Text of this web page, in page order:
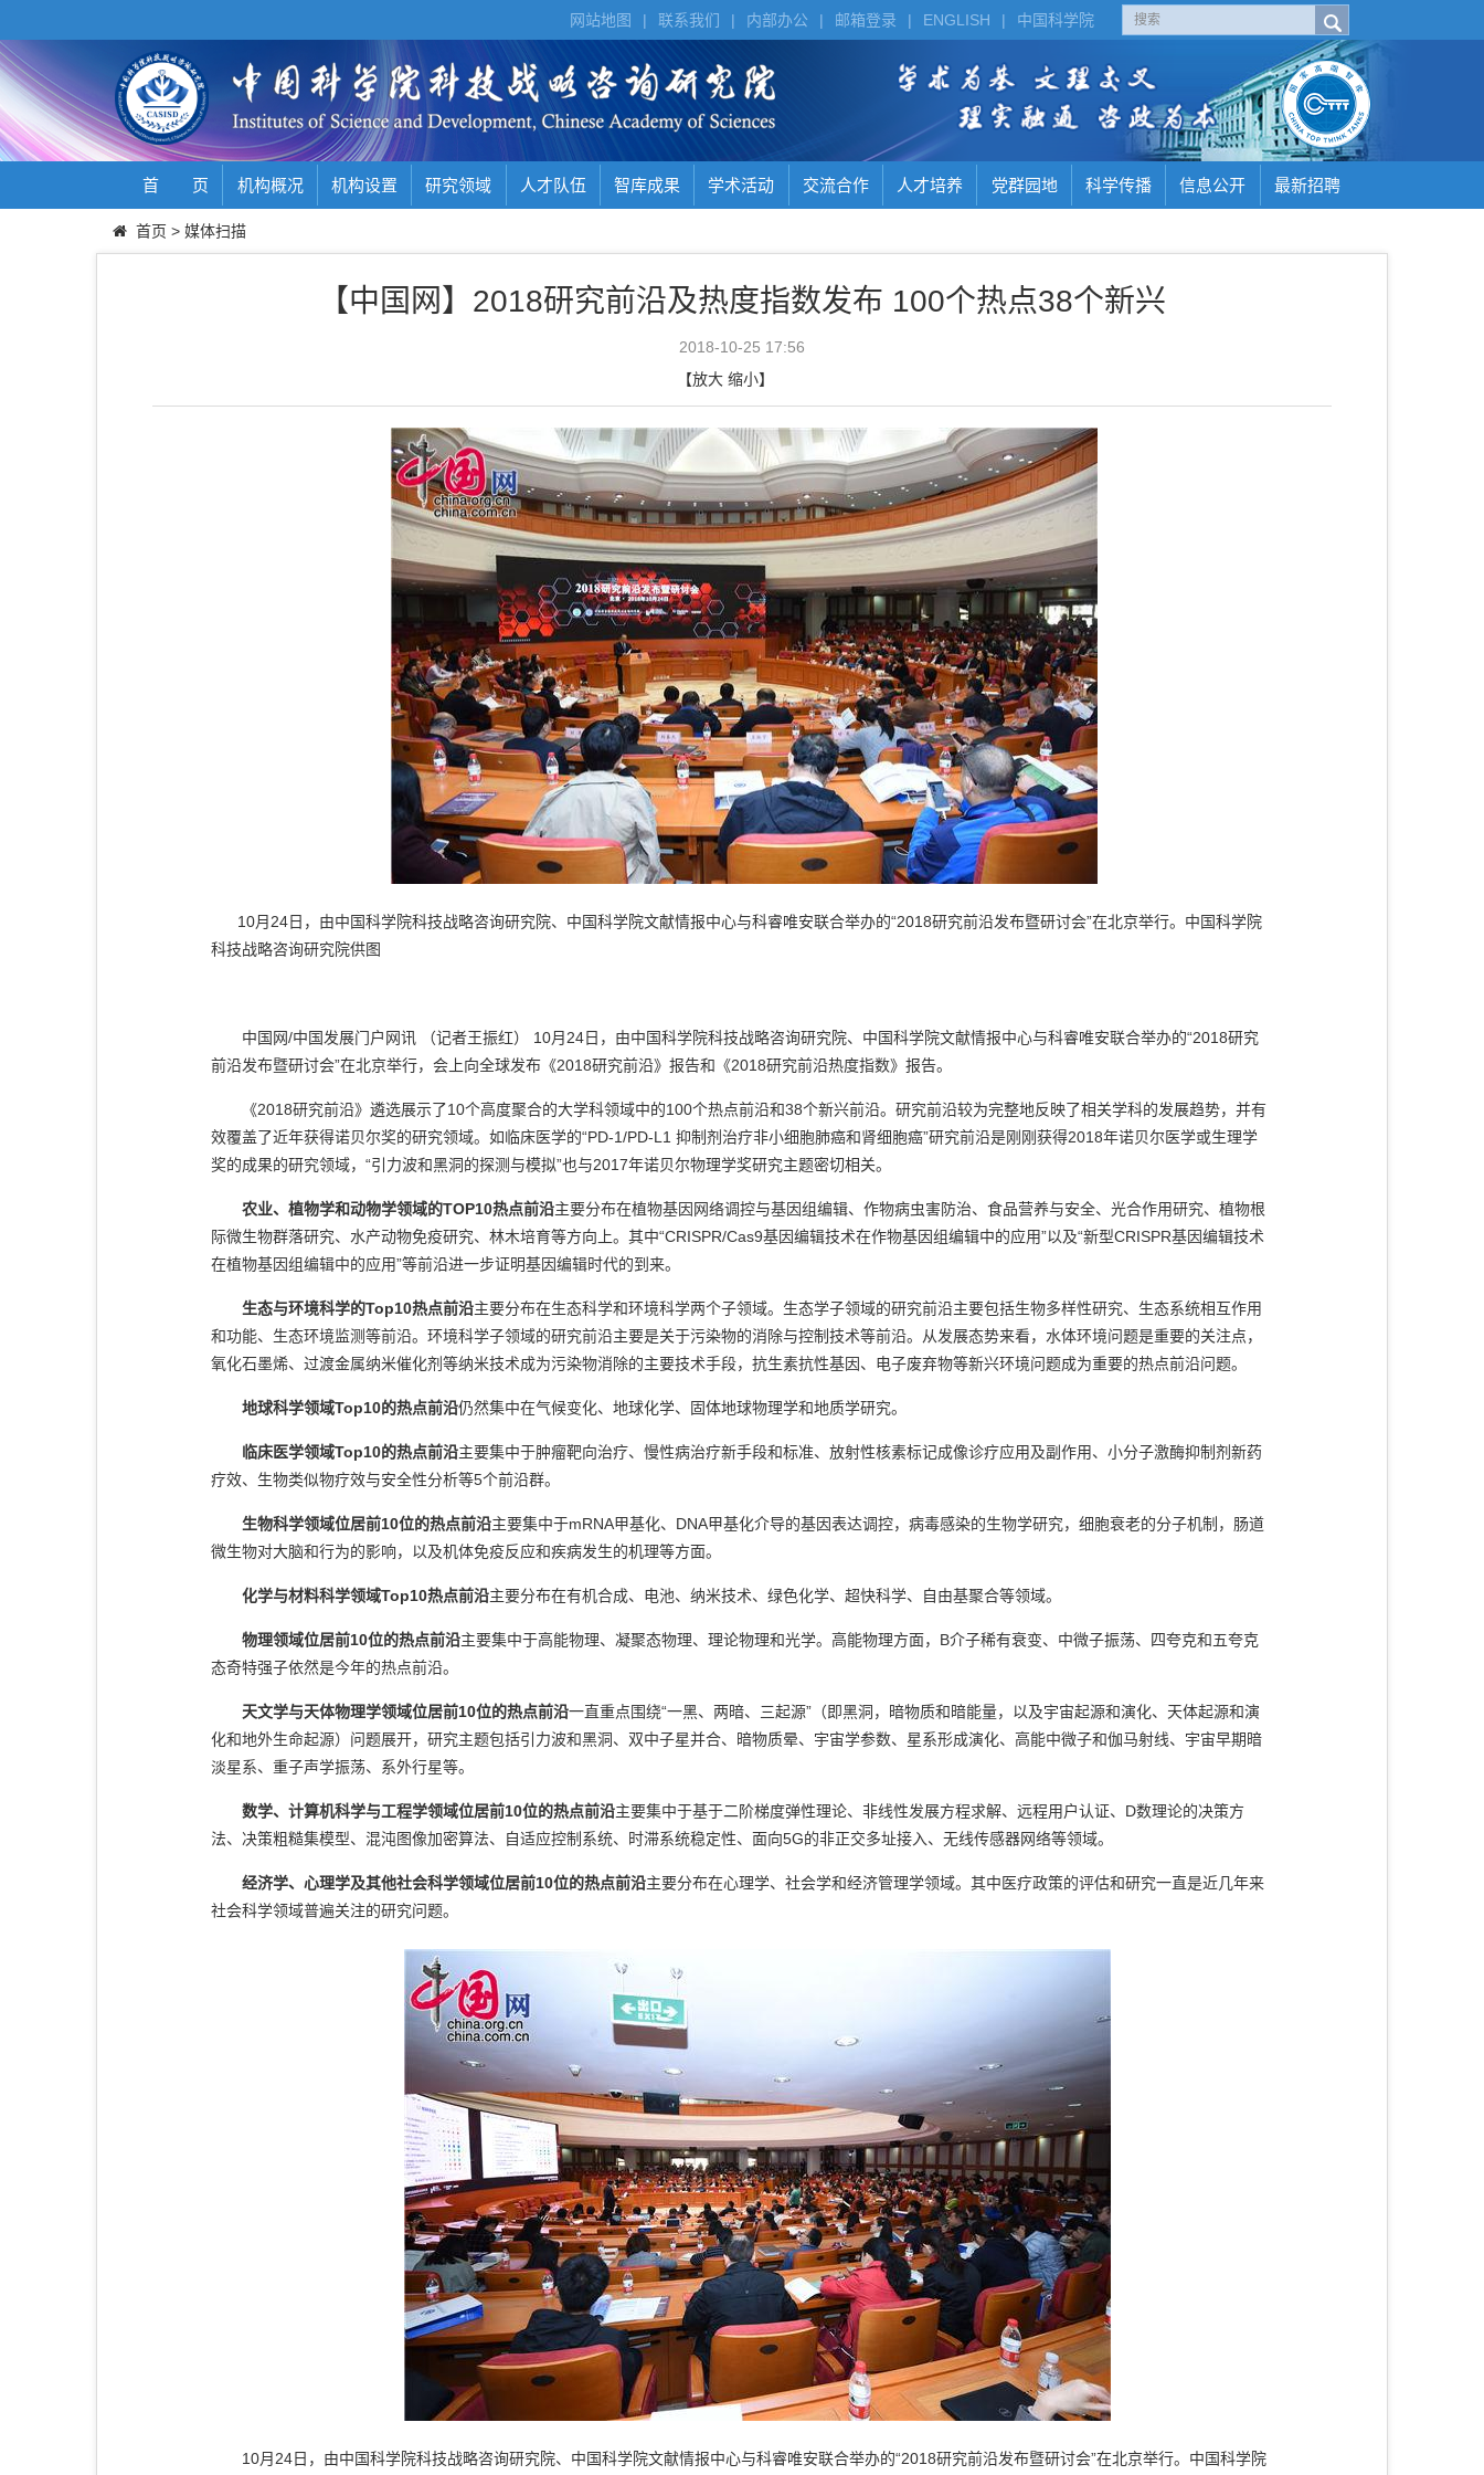
中国科学院
|
ENGLISH
|
邮箱登录
|
内部办公
|
联系我们
|
网站地图
首 页 机构概况 机构设置 研究领域 人才队伍 智库成果 学术活动 交流合作 人才培养 党群园地 科学传播 信息公开 最新招聘
首页 > 媒体扫描
【中国网】2018研究前沿及热度指数发布 100个热点38个新兴
2018-10-25 17:56
【放大 缩小】
10月24日，由中国科学院科技战略咨询研究院、中国科学院文献情报中心与科睿唯安联合举办的“2018研究前沿发布暨研讨会”在北京举行。中国科学院
科技战略咨询研究院供图
中国网/中国发展门户网讯 （记者王振红） 10月24日，由中国科学院科技战略咨询研究院、中国科学院文献情报中心与科睿唯安联合举办的“2018研究
前沿发布暨研讨会”在北京举行，会上向全球发布《2018研究前沿》报告和《2018研究前沿热度指数》报告。
《2018研究前沿》遴选展示了10个高度聚合的大学科领域中的100个热点前沿和38个新兴前沿。研究前沿较为完整地反映了相关学科的发展趋势，并有
效覆盖了近年获得诺贝尔奖的研究领域。如临床医学的“PD-1/PD-L1 抑制剂治疗非小细胞肺癌和肾细胞癌”研究前沿是刚刚获得2018年诺贝尔医学或生理学
奖的成果的研究领域，“引力波和黑洞的探测与模拟”也与2017年诺贝尔物理学奖研究主题密切相关。
农业、植物学和动物学领域的TOP10热点前沿主要分布在植物基因网络调控与基因组编辑、作物病虫害防治、食品营养与安全、光合作用研究、植物根
际微生物群落研究、水产动物免疫研究、林木培育等方向上。其中“CRISPR/Cas9基因编辑技术在作物基因组编辑中的应用”以及“新型CRISPR基因编辑技术
在植物基因组编辑中的应用”等前沿进一步证明基因编辑时代的到来。
生态与环境科学的Top10热点前沿主要分布在生态科学和环境科学两个子领域。生态学子领域的研究前沿主要包括生物多样性研究、生态系统相互作用
和功能、生态环境监测等前沿。环境科学子领域的研究前沿主要是关于污染物的消除与控制技术等前沿。从发展态势来看，水体环境问题是重要的关注点，
氧化石墨烯、过渡金属纳米催化剂等纳米技术成为污染物消除的主要技术手段，抗生素抗性基因、电子废弃物等新兴环境问题成为重要的热点前沿问题。
地球科学领域Top10的热点前沿仍然集中在气候变化、地球化学、固体地球物理学和地质学研究。
临床医学领域Top10的热点前沿主要集中于肿瘤靶向治疗、慢性病治疗新手段和标准、放射性核素标记成像诊疗应用及副作用、小分子激酶抑制剂新药
疗效、生物类似物疗效与安全性分析等5个前沿群。
生物科学领域位居前10位的热点前沿主要集中于mRNA甲基化、DNA甲基化介导的基因表达调控，病毒感染的生物学研究，细胞衰老的分子机制，肠道
微生物对大脑和行为的影响，以及机体免疫反应和疾病发生的机理等方面。
化学与材料科学领域Top10热点前沿主要分布在有机合成、电池、纳米技术、绿色化学、超快科学、自由基聚合等领域。
物理领域位居前10位的热点前沿主要集中于高能物理、凝聚态物理、理论物理和光学。高能物理方面，B介子稀有衰变、中微子振荡、四夸克和五夸克
态奇特强子依然是今年的热点前沿。
天文学与天体物理学领域位居前10位的热点前沿一直重点围绕“一黑、两暗、三起源”（即黑洞，暗物质和暗能量，以及宇宙起源和演化、天体起源和演
化和地外生命起源）问题展开，研究主题包括引力波和黑洞、双中子星并合、暗物质晕、宇宙学参数、星系形成演化、高能中微子和伽马射线、宇宙早期暗
淡星系、重子声学振荡、系外行星等。
数学、计算机科学与工程学领域位居前10位的热点前沿主要集中于基于二阶梯度弹性理论、非线性发展方程求解、远程用户认证、D数理论的决策方
法、决策粗糙集模型、混沌图像加密算法、自适应控制系统、时滞系统稳定性、面向5G的非正交多址接入、无线传感器网络等领域。
经济学、心理学及其他社会科学领域位居前10位的热点前沿主要分布在心理学、社会学和经济管理学领域。其中医疗政策的评估和研究一直是近几年来
社会科学领域普遍关注的研究问题。
10月24日，由中国科学院科技战略咨询研究院、中国科学院文献情报中心与科睿唯安联合举办的“2018研究前沿发布暨研讨会”在北京举行。中国科学院